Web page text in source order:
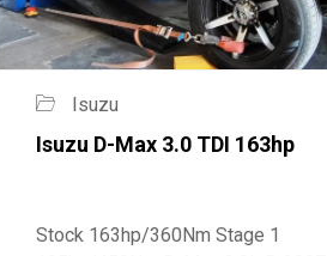
Isuzu
Isuzu D-Max 3.0 TDI 163hp
Stock 163hp/360Nm Stage 1